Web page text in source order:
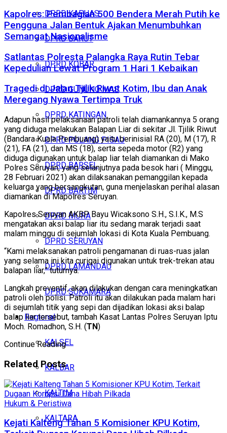
DPRD KAPUAS
DPRD BARUT
DPRD KOBAR
DPRD GUNUNG MAS
DPRD KATINGAN
DPRD PULANG PISAU
DPRD BARSEL
DPRD BARTIM
DPRD MURA
DPRD SERUYAN
DPRD LAMANDAU
DPRD SUKAMARA
Regional
KALSEL
KALBAR
KALTIM
KALTARA
Kapolres: Pembagian 500 Bendera Merah Putih ke
Pengguna Jalan Bentuk Ajakan Menumbuhkan
Semangat Nasionalisme
Satlantas Polresta Palangka Raya Rutin Tebar
Kepedulian Lewat Program 1 Hari 1 Kebaikan
Tragedi di Jalan Tjilik Riwut Kotim, Ibu dan Anak
Meregang Nyawa Tertimpa Truk
Adapun hasil pelaksanaan patroli telah diamankannya 5 orang
yang diduga melakukan Balapan Liar di sekitar Jl. Tjilik Riwut
(Bandara Kuala Pembuang) yaitu berinisial RA (20), M (17), R
(21), FA (21), dan MS (18), serta sepeda motor (R2) yang
diduga digunakan untuk balap liar telah diamankan di Mako
Polres Seruyan, yang selanjutnya pada besok hari ( Minggu,
28 Februari 2021) akan dilaksanakan pemanggilan kepada
keluarga yang bersangkutan, guna menjelaskan perihal alasan
diamankan di Mapolres Seruyan.
Kapolres Seruyan AKBP Bayu Wicaksono S.H., S.I.K., M.S
mengatakan aksi balap liar itu sedang marak terjadi saat
malam minggu di sejumlah lokasi di Kota Kuala Pembuang.
“Kami melaksanakan patroli pengamanan di ruas-ruas jalan
yang selama ini kita curigai digunakan untuk trek-trekan atau
balapan liar,” tuturnya.
Langkah preventif, akan dilakukan dengan cara meningkatkan
patroli oleh polisi. Patroli itu akan dilakukan pada malam hari
di sejumlah titik yang sepi dan dijadikan lokasi aksi balap
balap liar tersebut, tambah Kasat Lantas Polres Seruyan Iptu
Moch. Romadhon, S.H. (TN)
Continue Reading
RelatedPosts
Hukum & Peristiwa
Kejati Kalteng Tahan 5 Komisioner KPU Kotim,